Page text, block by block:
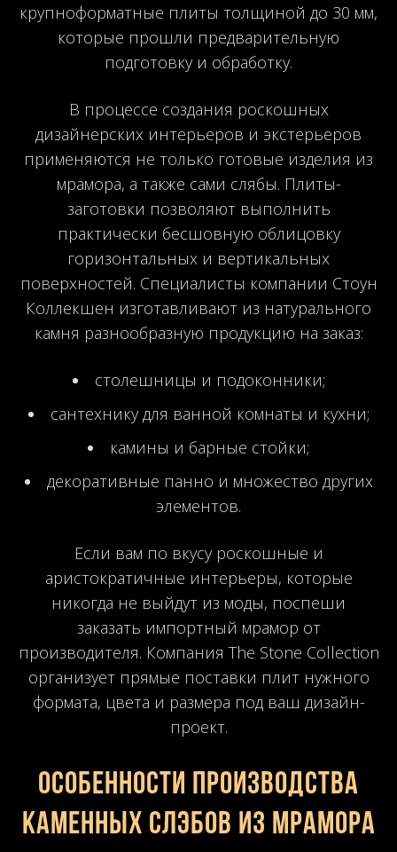
крупноформатные плиты толщиной до 30 мм,
которые прошли предварительную
подготовку и обработку.
В процессе создания роскошных
дизайнерских интерьеров и экстерьеров
применяются не только готовые изделия из
мрамора, а также сами слябы. Плиты-
заготовки позволяют выполнить
практически бесшовную облицовку
горизонтальных и вертикальных
поверхностей. Специалисты компании Стоун
Коллекшен изготавливают из натурального
камня разнообразную продукцию на заказ:
столешницы и подоконники;
сантехнику для ванной комнаты и кухни;
камины и барные стойки;
декоративные панно и множество других
элементов.
Если вам по вкусу роскошные и
аристократичные интерьеры, которые
никогда не выйдут из моды, поспеши
заказать импортный мрамор от
производителя. Компания The Stone Collection
организует прямые поставки плит нужного
формата, цвета и размера под ваш дизайн-
проект.
Особенности производства
каменных слэбов из мрамора